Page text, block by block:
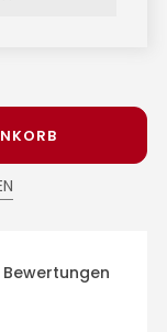
Bewertungen